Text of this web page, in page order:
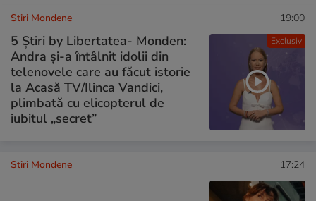
Exclusiv
Stiri Mondene 19:00
5 Știri by Libertatea- Monden:
Andra și-a întâlnit idolii din
telenovele care au făcut istorie
la Acasă TV/Ilinca Vandici,
plimbată cu elicopterul de
iubitul „secret”
Stiri Mondene 17:24